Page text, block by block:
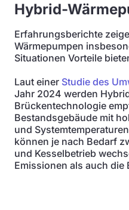
Hybrid-
Erfahrungsberichte
Wärmepumpen
Situationen Vorteile
Laut einer Studie des
Jahr 2024 werden
Brückentechnologie
Bestandsgebäude mit
und
können je nach Bedarf
und Kesselbetrieb
Emissionen als auch